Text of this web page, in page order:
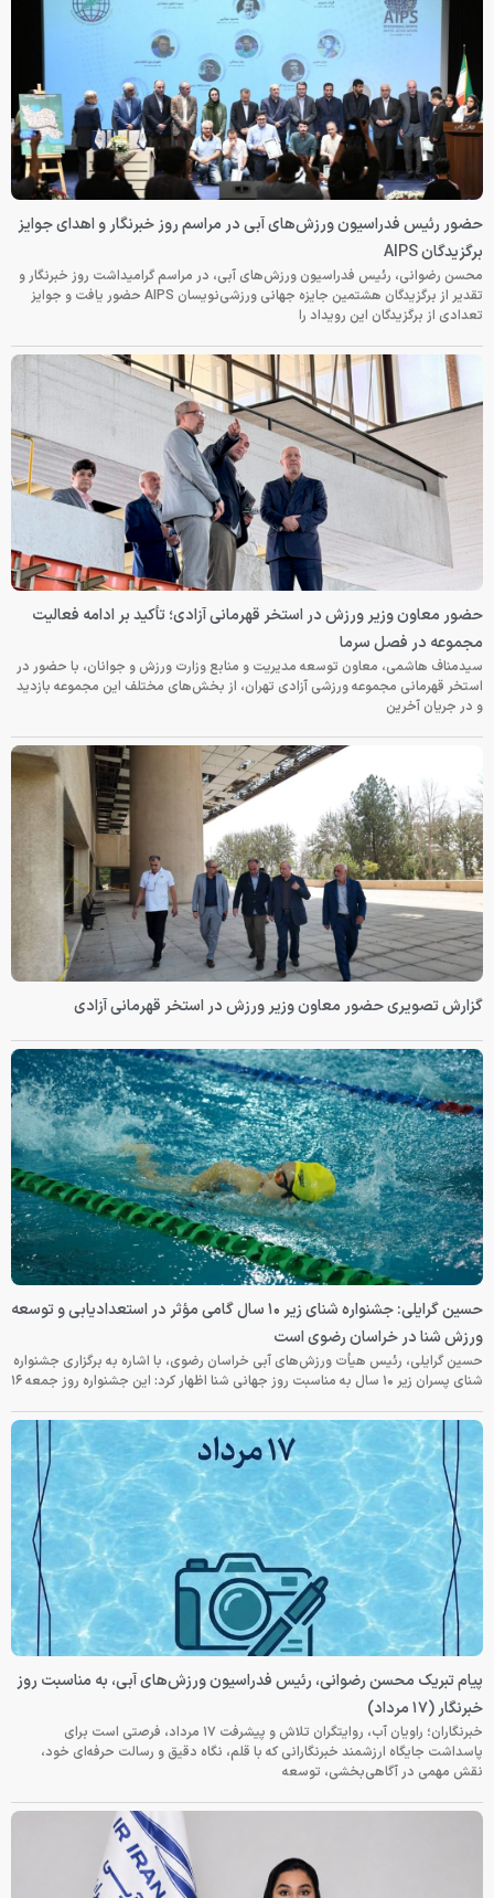
حضور رئیس فدراسیون ورزش‌های آبی در مراسم روز خبرنگار و اهدای جوایز
برگزیدگان AIPS
محسن رضوانی، رئیس فدراسیون ورزش‌های آبی، در مراسم گرامیداشت روز خبرنگار و
تقدیر از برگزیدگان هشتمین جایزه جهانی ورزشی‌نویسان AIPS حضور یافت و جوایز
تعدادی از برگزیدگان این رویداد را
حضور معاون وزیر ورزش در استخر قهرمانی آزادی؛ تأکید بر ادامه فعالیت
مجموعه در فصل سرما
سیدمناف هاشمی، معاون توسعه مدیریت و منابع وزارت ورزش و جوانان، با حضور در
استخر قهرمانی مجموعه ورزشی آزادی تهران، از بخش‌های مختلف این مجموعه بازدید
و در جریان آخرین
گزارش تصویری حضور معاون وزیر ورزش در استخر قهرمانی آزادی
حسین گرایلی: جشنواره شنای زیر ۱۰ سال گامی مؤثر در استعدادیابی و توسعه
ورزش شنا در خراسان رضوی است
حسین گرایلی، رئیس هیأت ورزش‌های آبی خراسان رضوی، با اشاره به برگزاری جشنواره
شنای پسران زیر ۱۰ سال به مناسبت روز جهانی شنا اظهار کرد: این جشنواره روز جمعه‌ ۱۶
پیام تبریک محسن رضوانی، رئیس فدراسیون ورزش‌های آبی، به مناسبت روز
خبرنگار (۱۷ مرداد)
خبرنگاران؛ راویان آب، روایتگران تلاش و پیشرفت ۱۷ مرداد، فرصتی است برای
پاسداشت جایگاه ارزشمند خبرنگارانی که با قلم، نگاه دقیق و رسالت حرفه‌ای خود،
نقش مهمی در آگاهی‌بخشی، توسعه